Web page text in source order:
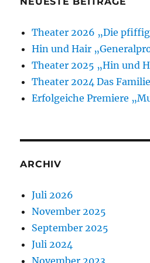
Theater 2026 „Die
Hin und Hair
Theater 2025 „Hin und
Theater 2024 Das
Erfolgeiche Premiere
ARCHIV
Juli 2026
November 2025
September 2025
Juli 2024
November 2023